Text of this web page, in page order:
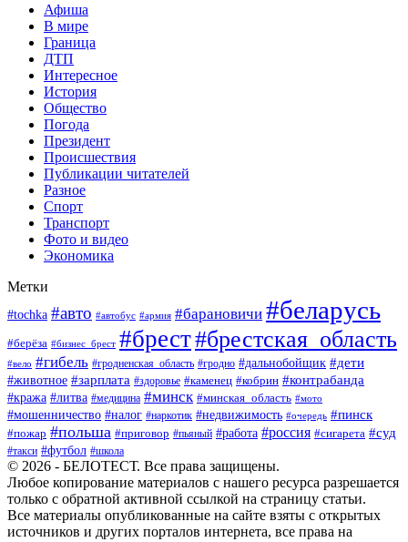
Афиша
В мире
Граница
ДТП
Интересное
История
Общество
Погода
Президент
Происшествия
Публикации читателей
Разное
Спорт
Транспорт
Фото и видео
Экономика
Метки
#tochka #авто #автобус #армия #барановичи #беларусь
#берёза #бизнес_брест #брест#брестская_область
#вело #гибель #гродненская_область #гродно #дальнобойщик #дети
#животное #зарплата #здоровье #каменец #кобрин #контрабанда
#кража #литва #медицина #минск #минская_область #мото
#мошенничество #налог #наркотик #недвижимость #очередь #пинск
#пожар #польша #приговор #пьяный #работа #россия #сигарета #суд
#такси #футбол #школа
© 2026 - БЕЛОТЕСТ. Все права защищены.
Любое копирование материалов с нашего ресурса разрешается
только с обратной активной ссылкой на страницу статьи.
Все материалы опубликованные на сайте взяты с открытых
источников и других порталов интернета, все права на